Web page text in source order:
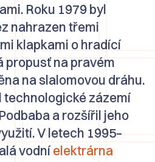
Roku 1979 byl
nahrazen třemi
klapkami o hradící
propusť na pravém
na slalomovou dráhu.
technologické zázemí
a rozšířil jeho
V letech 1995–
vodníelektrárna